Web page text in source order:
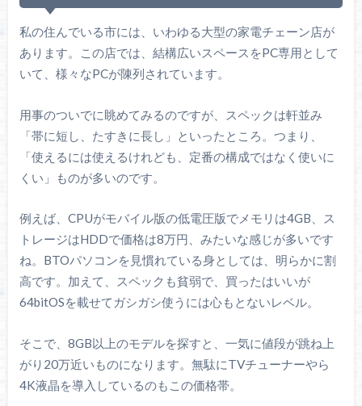
私の住んでいる市には、いわゆる大型の家電チェーン店が
あります。この店では、結構広いスペースをPC専用として
いて、様々なPCが陳列されています。
用事のついでに眺めてみるのですが、スペックは軒並み
「帯に短し、たすきに長し」といったところ。つまり、
「使えるには使えるけれども、定番の構成ではなく使いに
くい」ものが多いのです。
例えば、CPUがモバイル版の低電圧版でメモリは4GB、ス
トレージはHDDで価格は8万円、みたいな感じが多いです
ね。BTOパソコンを見慣れている身としては、明らかに割
高です。加えて、スペックも貧弱で、買ったはいいが
64bitOSを載せてガシガシ使うには心もとないレベル。
そこで、8GB以上のモデルを探すと、一気に値段が跳ね上
がり20万近いものになります。無駄にTVチューナーやら
4K液晶を導入しているのもこの価格帯。